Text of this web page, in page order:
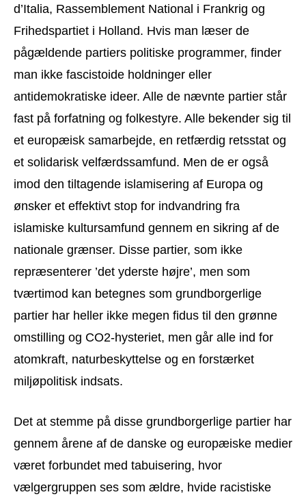
d’Italia, Rassemblement National i Frankrig og
Frihedspartiet i Holland. Hvis man læser de
pågældende partiers politiske programmer, finder
man ikke fascistoide holdninger eller
antidemokratiske ideer. Alle de nævnte partier står
fast på forfatning og folkestyre. Alle bekender sig til
et europæisk samarbejde, en retfærdig retsstat og
et solidarisk velfærdssamfund. Men de er også
imod den tiltagende islamisering af Europa og
ønsker et effektivt stop for indvandring fra
islamiske kultursamfund gennem en sikring af de
nationale grænser. Disse partier, som ikke
repræsenterer ’det yderste højre’, men som
tværtimod kan betegnes som grundborgerlige
partier har heller ikke megen fidus til den grønne
omstilling og CO2-hysteriet, men går alle ind for
atomkraft, naturbeskyttelse og en forstærket
miljøpolitisk indsats.
Det at stemme på disse grundborgerlige partier har
gennem årene af de danske og europæiske medier
været forbundet med tabuisering, hvor
vælgergruppen ses som ældre, hvide racistiske